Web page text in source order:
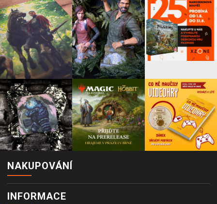
NAKUPOVÁNÍ
INFORMACE